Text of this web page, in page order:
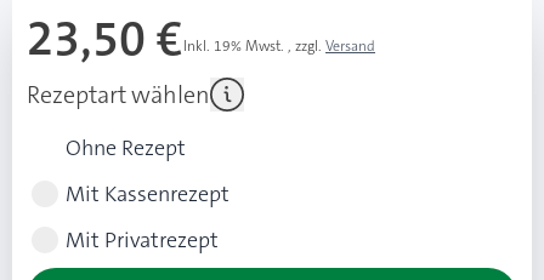
23,50 €Inkl. 19% Mwst. , zzgl. Versand
Rezeptart wählen
Ohne Rezept
Mit Kassenrezept
Mit Privatrezept